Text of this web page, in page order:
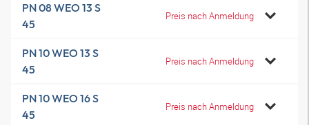
PN 08 WEO 13 S
45
Preis nach Anmeldung
PN 10 WEO 13 S
45
Preis nach Anmeldung
PN 10 WEO 16 S
45
Preis nach Anmeldung